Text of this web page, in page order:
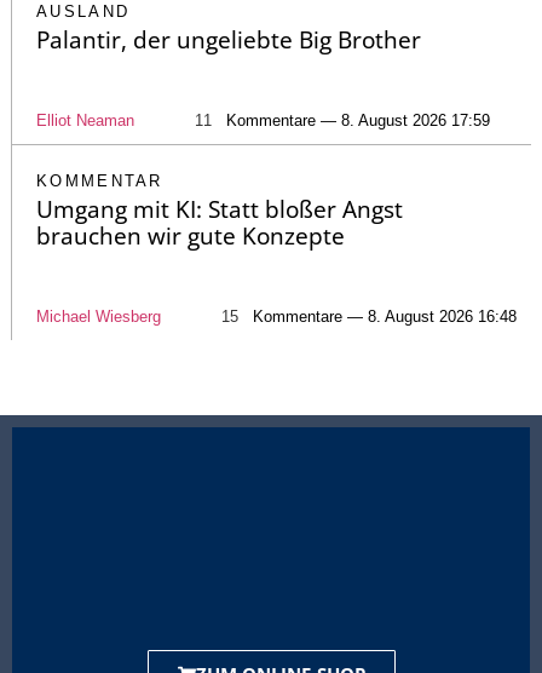
AUSLAND
Palantir, der ungeliebte Big Brother
Elliot Neaman 11 Kommentare — 8. August 2026 17:59
KOMMENTAR
Umgang mit KI: Statt bloßer Angst
brauchen wir gute Konzepte
Michael Wiesberg 15 Kommentare — 8. August 2026 16:48